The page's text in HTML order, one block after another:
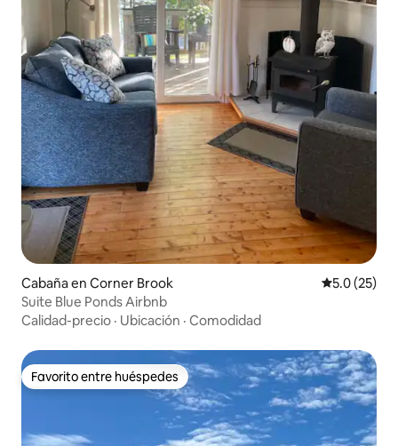
Cabaña en Corner Brook Calificación
5.0 (25)
Suite Blue Ponds Airbnb
Calidad-precio · Ubicación · Comodidad
Favorito entre huéspedes
Favorito entre huéspedes